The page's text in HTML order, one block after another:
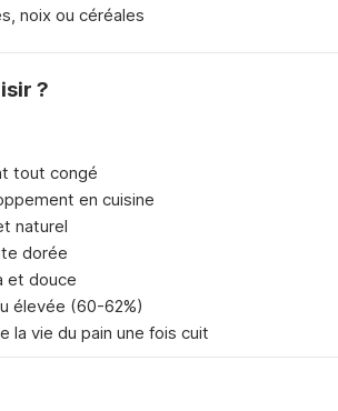
noix ou céréales
?
tout congé
en cuisine
naturel
dorée
et douce
élevée (60-62%)
la vie du pain une fois cuit